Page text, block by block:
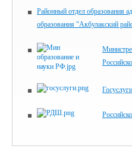
Районный отдел образования
образования "Акбулакский
Госуслуги